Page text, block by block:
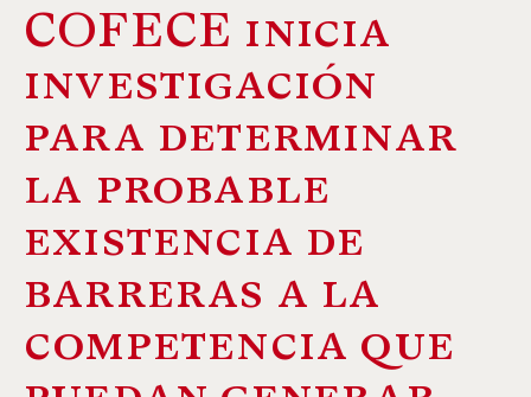
COFECE inicia
investigación
para determinar
la probable
existencia de
barreras a la
competencia que